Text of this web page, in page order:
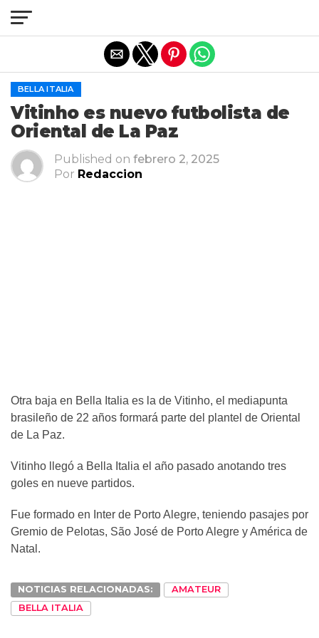
BELLA ITALIA
Vitinho es nuevo futbolista de
Oriental de La Paz
Published on febrero 2, 2025
Por Redaccion
Otra baja en Bella Italia es la de Vitinho, el mediapunta
brasileño de 22 años formará parte del plantel de Oriental
de La Paz.
Vitinho llegó a Bella Italia el año pasado anotando tres
goles en nueve partidos.
Fue formado en Inter de Porto Alegre, teniendo pasajes por
Gremio de Pelotas, São José de Porto Alegre y América de
Natal.
NOTICIAS RELACIONADAS:
AMATEUR
BELLA ITALIA